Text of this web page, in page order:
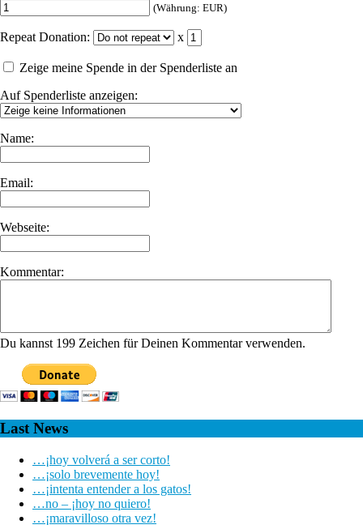
(Währung: EUR)
Repeat Donation: x
Zeige meine Spende in der Spenderliste an
Auf Spenderliste anzeigen:
Name:
Email:
Webseite:
Kommentar:
Du kannst 199 Zeichen für Deinen Kommentar verwenden.
Last News
…¡hoy volverá a ser corto!
…¡solo brevemente hoy!
…¡intenta entender a los gatos!
…no – ¡hoy no quiero!
…¡maravilloso otra vez!